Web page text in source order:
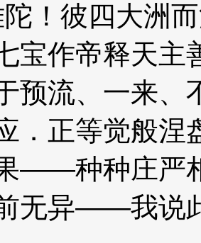
！彼四大洲
宝作帝释天主
预流、一来、
．正等觉般涅
——种种庄严
无异——我说